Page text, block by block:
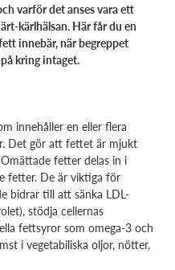
varför det anses vara ett
kärlhälsan. Här får du en
innebär, när begreppet
kring intaget.
innehåller en eller flera
Det gör att fettet är mjukt
fetter delas in i
fetter. De är viktiga för
bidrar till att sänka LDL-
stödja cellernas
fettsyror som omega-3 och
i vegetabiliska oljor, nötter,